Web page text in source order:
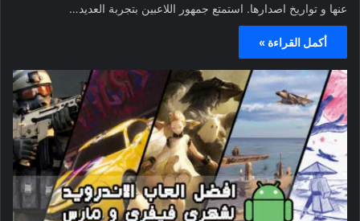
عنها و تواريخ اصدارها. استمتع جمهور اللاعبين بتجربة العديد…
أكمل القراءة »